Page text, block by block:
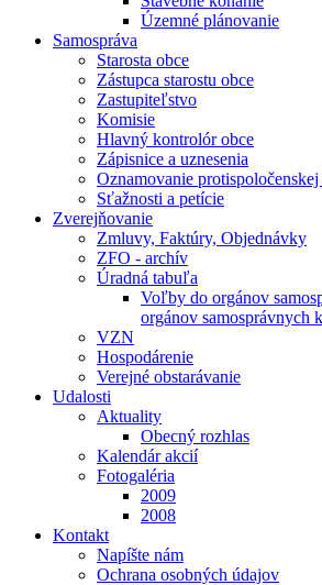
Územné plánovanie
Samospráva
Starosta obce
Zástupca starostu obce
Zastupiteľstvo
Komisie
Hlavný kontrolór obce
Zápisnice a uznesenia
Oznamovanie
Sťažnosti a petície
Zverejňovanie
Zmluvy, Faktúry, Objednávky
ZFO - archív
Úradná tabuľa
Voľby do orgánov
orgánov samosprávnych
VZN
Hospodárenie
Verejné obstarávanie
Udalosti
Aktuality
Obecný rozhlas
Kalendár akcií
Fotogaléria
2009
2008
Kontakt
Napíšte nám
Ochrana osobných údajov